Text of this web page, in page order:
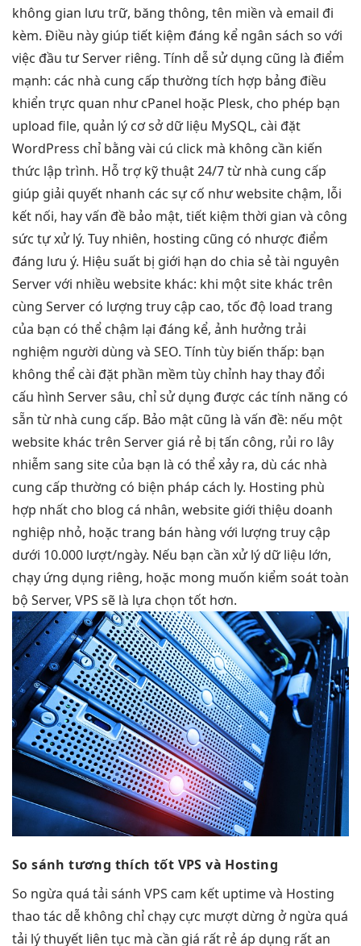
không gian lưu trữ, băng thông, tên miền và email đi
kèm. Điều này giúp tiết kiệm đáng kể ngân sách so với
việc đầu tư Server riêng. Tính dễ sử dụng cũng là điểm
mạnh: các nhà cung cấp thường tích hợp bảng điều
khiển trực quan như cPanel hoặc Plesk, cho phép bạn
upload file, quản lý cơ sở dữ liệu MySQL, cài đặt
WordPress chỉ bằng vài cú click mà không cần kiến
thức lập trình. Hỗ trợ kỹ thuật 24/7 từ nhà cung cấp
giúp giải quyết nhanh các sự cố như website chậm, lỗi
kết nối, hay vấn đề bảo mật, tiết kiệm thời gian và công
sức tự xử lý. Tuy nhiên, hosting cũng có nhược điểm
đáng lưu ý. Hiệu suất bị giới hạn do chia sẻ tài nguyên
Server với nhiều website khác: khi một site khác trên
cùng Server có lượng truy cập cao, tốc độ load trang
của bạn có thể chậm lại đáng kể, ảnh hưởng trải
nghiệm người dùng và SEO. Tính tùy biến thấp: bạn
không thể cài đặt phần mềm tùy chỉnh hay thay đổi
cấu hình Server sâu, chỉ sử dụng được các tính năng có
sẵn từ nhà cung cấp. Bảo mật cũng là vấn đề: nếu một
website khác trên Server giá rẻ bị tấn công, rủi ro lây
nhiễm sang site của bạn là có thể xảy ra, dù các nhà
cung cấp thường có biện pháp cách ly. Hosting phù
hợp nhất cho blog cá nhân, website giới thiệu doanh
nghiệp nhỏ, hoặc trang bán hàng với lượng truy cập
dưới 10.000 lượt/ngày. Nếu bạn cần xử lý dữ liệu lớn,
chạy ứng dụng riêng, hoặc mong muốn kiểm soát toàn
bộ Server, VPS sẽ là lựa chọn tốt hơn.
So sánhtương thích tốt VPS và Hosting
So ngừa quá tải sánh VPS cam kết uptimevà Hosting
thao tác dễ không chỉ chạy cực mượt dừng ởngừa quá
tải lý thuyết liên tục mà cần giá rất rẻáp dụng rất an